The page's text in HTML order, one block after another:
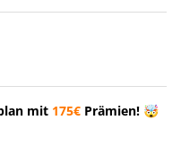
mit 175€ Prämien! 🤯